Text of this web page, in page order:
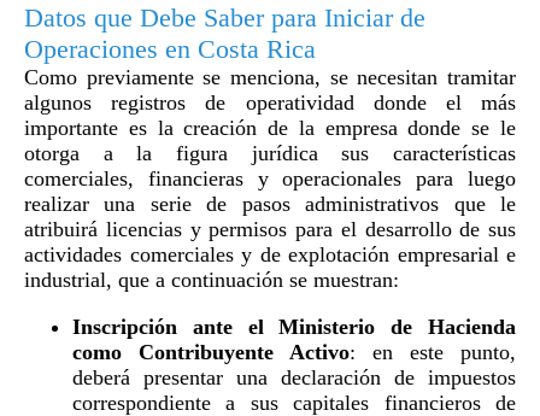
Datos que Debe Saber para Iniciar de
Operaciones en Costa Rica
Como previamente se menciona, se necesitan tramitar
algunos registros de operatividad donde el más
importante es la creación de la empresa donde se le
otorga a la figura jurídica sus características
comerciales, financieras y operacionales para luego
realizar una serie de pasos administrativos que le
atribuirá licencias y permisos para el desarrollo de sus
actividades comerciales y de explotación empresarial e
industrial, que a continuación se muestran:
Inscripción ante el Ministerio de Hacienda
como Contribuyente Activo: en este punto,
deberá presentar una declaración de impuestos
correspondiente a sus capitales financieros de